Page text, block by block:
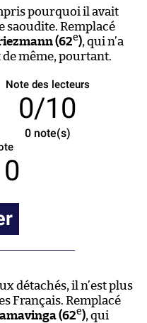
pourquoi il avait
saoudite. Remplacé
(62e), qui n’a
de même, pourtant.
Note des lecteurs
0/10
0note(s)
détachés, il n’est plus
Français. Remplacé
(62e), qui